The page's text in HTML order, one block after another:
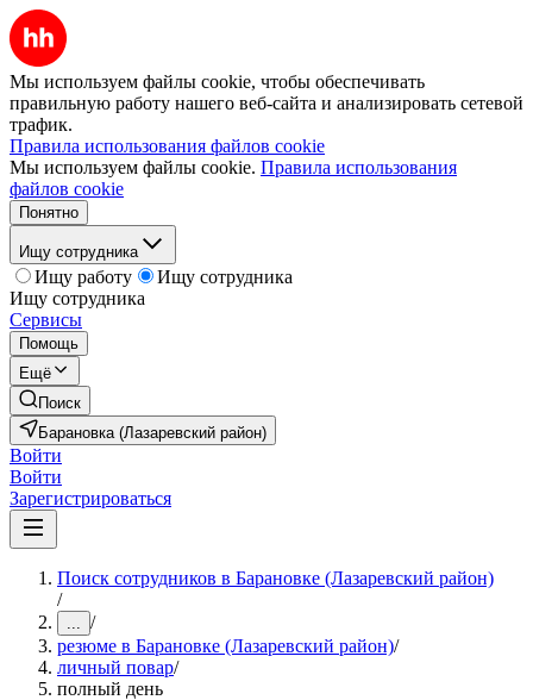
Мы используем файлы cookie, чтобы обеспечивать
правильную работу нашего веб-сайта и анализировать сетевой
трафик.
Правила использования файлов cookie
Мы используем файлы cookie. Правила использования
файлов cookie
Понятно
Ищу сотрудника
Ищу работу
Ищу сотрудника
Ищу сотрудника
Сервисы
Помощь
Ещё
Поиск
Барановка (Лазаревский район)
Войти
Войти
Зарегистрироваться
Поиск сотрудников в Барановке (Лазаревский район)
/
... /
резюме в Барановке (Лазаревский район)/
личный повар/
полный день